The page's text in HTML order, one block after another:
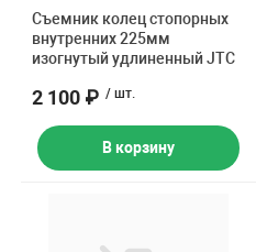
Съемник колец стопорных
внутренних 225мм
изогнутый удлиненный JTC
2 100 ₽ / шт.
В корзину